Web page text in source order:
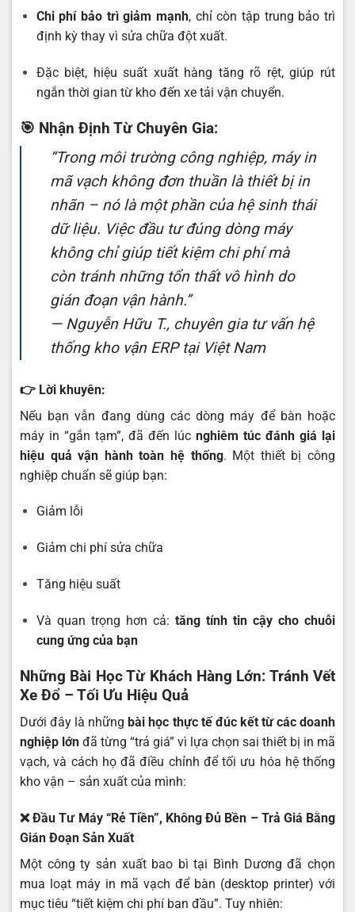
Chi phí bảo trì giảm mạnh, chỉ còn tập trung bảo trì
định kỳ thay vì sửa chữa đột xuất.
Đặc biệt, hiệu suất xuất hàng tăng rõ rệt, giúp rút
ngắn thời gian từ kho đến xe tải vận chuyển.
🎯 Nhận Định Từ Chuyên Gia:
“Trong môi trường công nghiệp, máy in
mã vạch không đơn thuần là thiết bị in
nhãn – nó là một phần của hệ sinh thái
dữ liệu. Việc đầu tư đúng dòng máy
không chỉ giúp tiết kiệm chi phí mà
còn tránh những tổn thất vô hình do
gián đoạn vận hành.”
— Nguyễn Hữu T., chuyên gia tư vấn hệ
thống kho vận ERP tại Việt Nam
👉 Lời khuyên:
Nếu bạn vẫn đang dùng các dòng máy để bàn hoặc
máy in “gắn tạm”, đã đến lúc nghiêm túc đánh giá lại
hiệu quả vận hành toàn hệ thống. Một thiết bị công
nghiệp chuẩn sẽ giúp bạn:
Giảm lỗi
Giảm chi phí sửa chữa
Tăng hiệu suất
Và quan trọng hơn cả: tăng tính tin cậy cho chuỗi
cung ứng của bạn
Những Bài Học Từ Khách Hàng Lớn: Tránh Vết
Xe Đổ – Tối Ưu Hiệu Quả
Dưới đây là những bài học thực tế đúc kết từ các doanh
nghiệp lớn đã từng “trả giá” vì lựa chọn sai thiết bị in mã
vạch, và cách họ đã điều chỉnh để tối ưu hóa hệ thống
kho vận – sản xuất của mình:
❌Đầu Tư Máy “Rẻ Tiền”, Không Đủ Bền – Trả Giá Bằng
Gián Đoạn Sản Xuất
Một công ty sản xuất bao bì tại Bình Dương đã chọn
mua loạt máy in mã vạch để bàn (desktop printer) với
mục tiêu “tiết kiệm chi phí ban đầu”. Tuy nhiên: